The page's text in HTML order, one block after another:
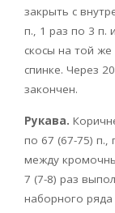
закрыть с
п., 1 раз по 3 п.
скосы на той
спинке. Через
закончен.
Рукава.
по 67 (67-75) п.,
между
7 (7-8) раз
наборного ряда